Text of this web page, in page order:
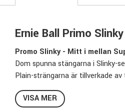
Ernie Ball Primo
Promo Slinky - Mitt i mellan
Dom spunna stängarna i Slinky-
Plain-strängarna är tillverkade
balanserad ton.
Ernie Ball's Slinky-strängar är
VISA MER